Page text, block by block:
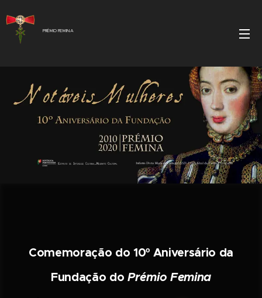
PRÉMIO FEMINA
Comemoração do 10º Aniversário da
Fundação doPrémio Femina